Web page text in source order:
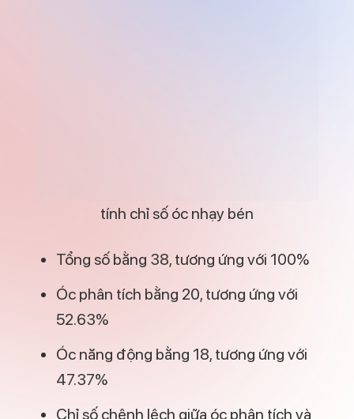
tính chỉ số óc nhạy bén
Tổng số bằng 38, tương ứng với 100%
Óc phân tích bằng 20, tương ứng với
52.63%
Óc năng động bằng 18, tương ứng với
47.37%
Chỉ số chênh lệch giữa óc phân tích và